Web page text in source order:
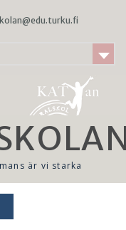
är vi starka